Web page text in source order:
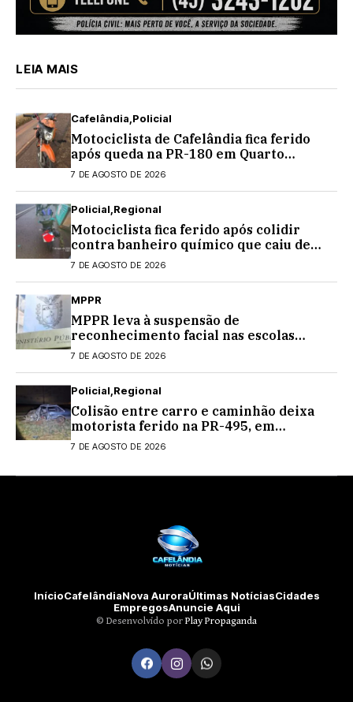
LEIA MAIS
Cafelândia Policial
Motociclista de Cafelândia fica ferido
após queda na PR-180 em Quarto
Centenário
7 DE AGOSTO DE 2026
Policial Regional
Motociclista fica ferido após colidir
contra banheiro químico que caiu de
caminhão na PRC-467, em Cascavel
7 DE AGOSTO DE 2026
MPPR
MPPR leva à suspensão de
reconhecimento facial nas escolas
estaduais
7 DE AGOSTO DE 2026
Policial Regional
Colisão entre carro e caminhão deixa
motorista ferido na PR-495, em
Medianeira
7 DE AGOSTO DE 2026
InícioCafelândiaNova AuroraÚltimas NotíciasCidades
EmpregosAnuncie Aqui
©️ Desenvolvido por Play Propaganda